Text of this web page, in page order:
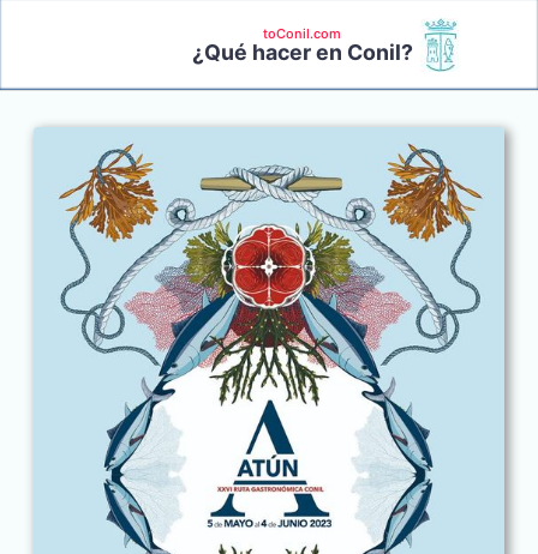
toConil.com
¿Qué hacer en Conil?